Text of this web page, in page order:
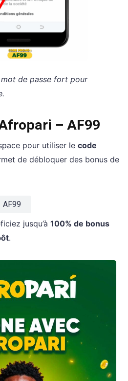
de passe fort pour
– AF99
pour utiliser le code
de débloquer des bonus de
AF99
jusqu’à100% de bonus
.